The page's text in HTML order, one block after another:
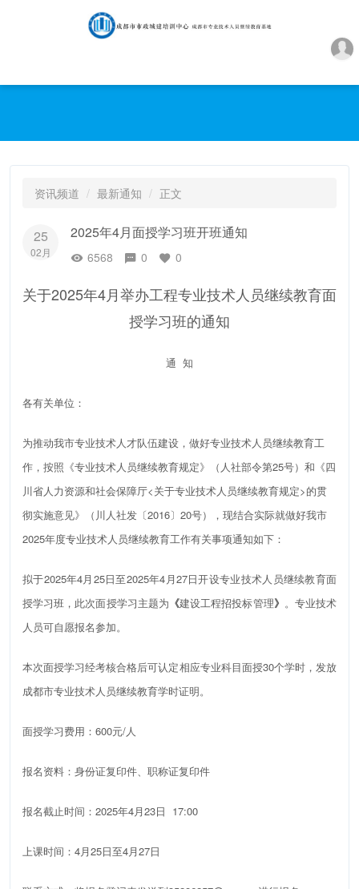
资讯频道 最新通知 正文
25
02月
2025年4月面授学习班开班通知
6568 0 0
关于2025年4月举办工程专业技术人员继续教育面
授学习班的通知
通 知
各有关单位：
为推动我市专业技术人才队伍建设，做好专业技术人员继续教育工
作，按照《专业技术人员继续教育规定》（人社部令第25号）和《四
川省人力资源和社会保障厅<关于专业技术人员继续教育规定>的贯
彻实施意见》（川人社发〔2016〕20号），现结合实际就做好我市
2025年度专业技术人员继续教育工作有关事项通知如下：
拟于2025年4月25日至2025年4月27日开设专业技术人员继续教育面
授学习班，此次面授学习主题为 《建设工程招投标管理》 。专业技术
人员可自愿报名参加。
本次面授学习经考核合格后可认定相应专业科目面授30个学时，发放
成都市专业技术人员继续教育学时证明。
面授学习费用：600元/人
报名资料：身份证复印件、职称证复印件
报名截止时间：2025年4月23日 17:00
上课时间：4月25日至4月27日